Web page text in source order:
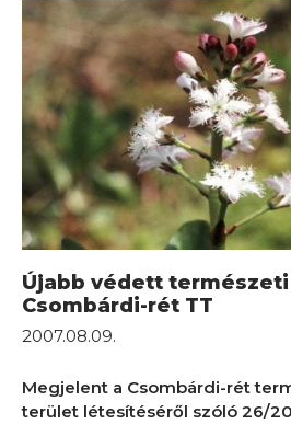
Újabb védett
Csombárdi-rét TT
2007.08.09.
Megjelent a Csombárdi-rét
terület létesítéséről szóló 26/